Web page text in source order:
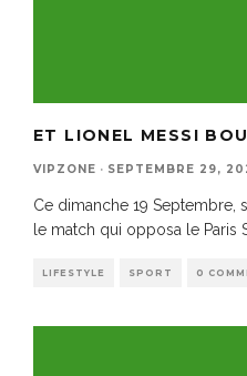
ET LIONEL MESSI
VIPZONE · SEPTEMBRE 29,
Ce dimanche 19 Septembre,
le match qui opposa le Paris
LIFESTYLE SPORT 0